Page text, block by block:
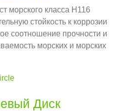
морского класса H116
стойкость к коррозии
соотношение прочности и
морских и морских
Диск